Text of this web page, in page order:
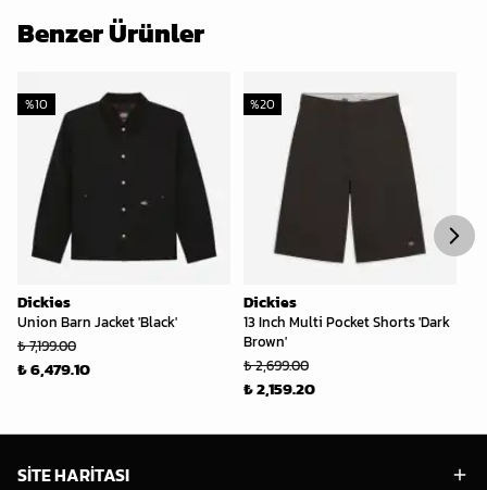
Benzer Ürünler
Dickies
Union Barn Jacket 'Black'
%10
₺ 7,199.00
₺ 6,479.10
Dickies
13 Inch Multi Pocket Shorts 'Dark
Brown'
%20
₺ 2,699.00
₺ 2,159.20
SİTE HARİTASI